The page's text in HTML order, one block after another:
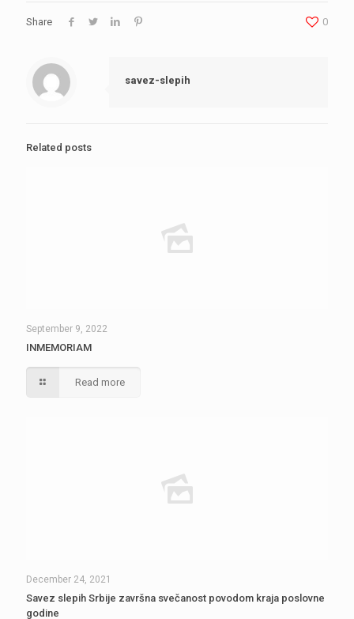
Share 0
savez-slepih
Related posts
September 9, 2022
INMEMORIAM
Read more
December 24, 2021
Savez slepih Srbije završna svečanost povodom kraja poslovne
godine